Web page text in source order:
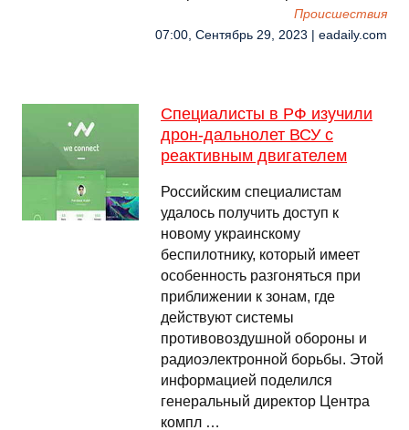
Происшествия
07:00, Сентябрь 29, 2023 | eadaily.com
Специалисты в РФ изучили
дрон-дальнолет ВСУ с
реактивным двигателем
Российским специалистам
удалось получить доступ к
новому украинскому
беспилотнику, который имеет
особенность разгоняться при
приближении к зонам, где
действуют системы
противовоздушной обороны и
радиоэлектронной борьбы. Этой
информацией поделился
генеральный директор Центра
компл …